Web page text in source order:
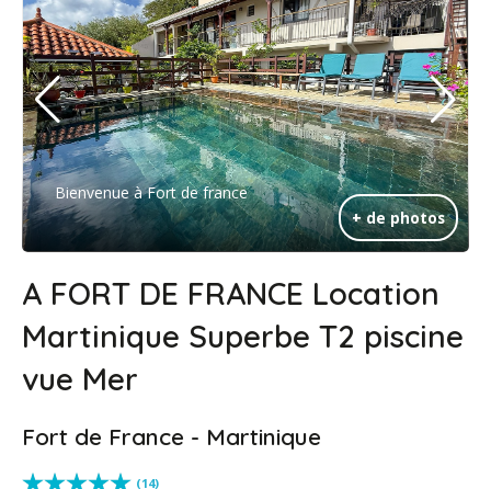
+ de photos
Bienvenue à Fort de france
A FORT DE FRANCE Location
Martinique Superbe T2 piscine
vue Mer
Fort de France - Martinique
(14)